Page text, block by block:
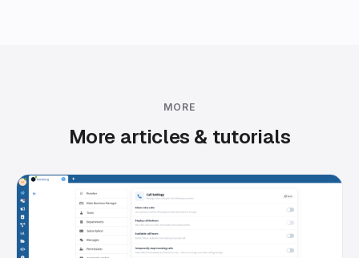
MORE
More articles & tutorials